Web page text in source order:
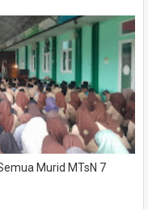
Murid MTsN 7